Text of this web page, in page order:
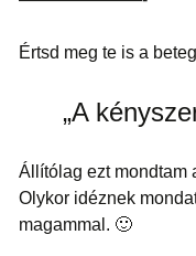
Értsd meg te is a
„A
Állítólag ezt mondtam
Olykor idéznek
magammal. 🙂